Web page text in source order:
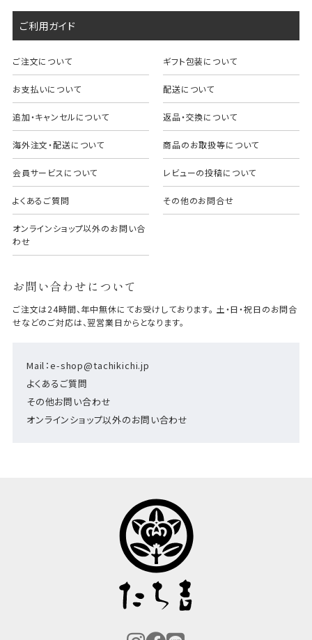
ご利用ガイド
ご注文について ギフト包装について
お支払いについて 配送について
追加・キャンセルについて 返品・交換について
海外注文・配送について 商品のお取扱等について
会員サービスについて レビューの投稿について
よくあるご質問 その他のお問合せ
オンラインショップ以外のお問い合
わせ
お問い合わせについて
Mail：e-shop@tachikichi.jp
よくあるご質問
その他お問い合わせ
オンラインショップ以外のお問い合わせ
ご注文は24時間、年中無休にてお受けしております。 土・日・祝日のお問合
せなどのご対応は、翌営業日からとなります。